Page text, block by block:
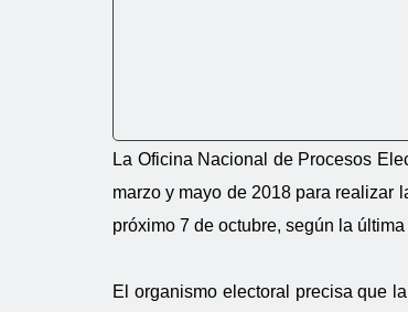
La Oficina Nacional de Procesos
marzo y mayo de 2018 para realizar
próximo 7 de octubre, según la
El organismo electoral precisa que